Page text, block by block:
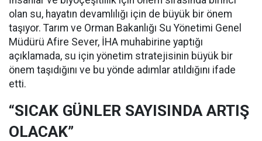
olan su, hayatın devamlılığı için de büyük bir önem
taşıyor. Tarım ve Orman Bakanlığı Su Yönetimi Genel
Müdürü Afire Sever, İHA muhabirine yaptığı
açıklamada, su için yönetim stratejisinin büyük bir
önem taşıdığını ve bu yönde adımlar atıldığını ifade
etti.
“SICAK GÜNLER SAYISINDA ARTIŞ
OLACAK”